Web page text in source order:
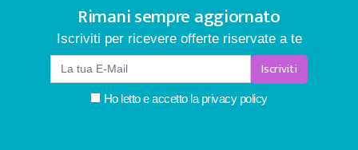
Rimani sempre aggiornato
Iscriviti per ricevere offerte riservate a te
Iscriviti
Ho letto e accetto la privacy policy